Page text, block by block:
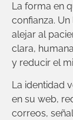
La forma en
confianza.
alejar al
clara,
y reducir el
La identidad
en su web,
correos,